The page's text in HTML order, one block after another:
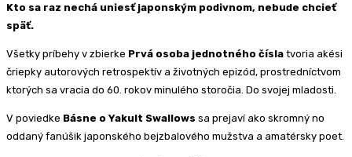
Kto sa raz nechá uniesť japonským podivnom, nebude chcieť
späť.
Všetky príbehy v zbierke Prvá osoba jednotného čísla tvoria akési
čriepky autorových retrospektív a životných epizód, prostredníctvom
ktorých sa vracia do 60. rokov minulého storočia. Do svojej mladosti.
V poviedke Básne o Yakult Swallows sa prejaví ako skromný no
oddaný fanúšik japonského bejzbalového mužstva a amatérsky poet.